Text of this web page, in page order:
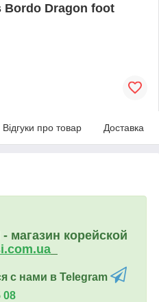
Bordo Dragon foot
Відгуки про товар Доставка
магазин корейской
om.ua
с нами в Telegram
08